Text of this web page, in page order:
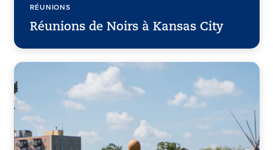
RÉUNIONS
Réunions de Noirs à Kansas City